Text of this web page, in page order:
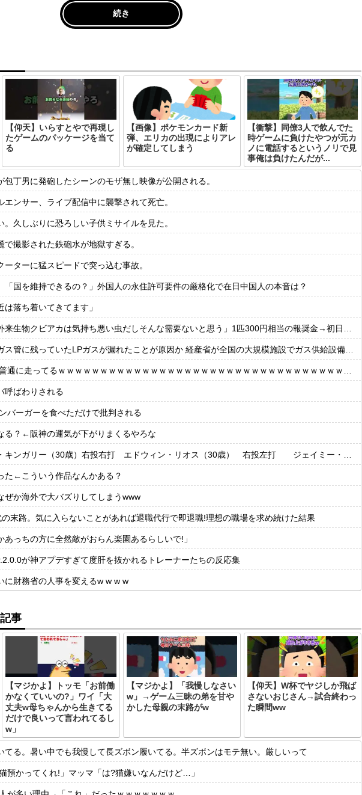
続き
【仰天】いらすとやで再現し
たゲームのパッケージを当て
る
【画像】ポケモンカード新
弾、エリカの出現によりアレ
が確定してしまう
【衝撃】同僚3人で飲んでた
時ゲームに負けたやつが元カ
ノに電話するというノリで見
事俺は負けたんだが...
包丁男に発砲したシーンのモザ無し映像が公開される。
エンサー、ライブ配信中に襲撃されて死亡。
。久しぶりに恐ろしい子供ミサイルを見た。
で撮影された鉄砲水が地獄すぎる。
ーターに猛スピードで突っ込む事故。
「国を維持できるの？」外国人の永住許可要件の厳格化で在日中国人の本音は？
落ち着いてきてます」
物クビアカは気持ち悪い虫だしそんな需要ないと思う」1匹300円相当の報奨金→初日に42万取られ焦り
に残っていたLPガスが漏れたことが原因か 経産省が全国の大規模施設でガス供給設備の点検要請
に走ってるｗｗｗｗｗｗｗｗｗｗｗｗｗｗｗｗｗｗｗｗｗｗｗｗｗｗｗｗｗｗｗｗｗｗｗｗｗｗｗｗ
呼ばわりされる
バーガーを食べただけで批判される
る？←阪神の運気が下がりまくるやろな
リー（30歳）右投右打 エドウィン・リオス（30歳） 右投左打 ジェイミー・ウェストブルック（29歳） 右投右打
た←こういう作品なんかある？
ぜか海外で大バズりしてしまうwww
末路。気に入らないことがあれば退職代行で即退職!理想の職場を求め続けた結果
あっちの方に全然敵がおらん楽園あるらしいで!」
が神アプデすぎて度肝を抜かれるトレーナーたちの反応集
に財務省の人事を変えるw w w w
事
【マジかよ】トッモ「お前働
かなくていいの?」ワイ「大
丈夫w母ちゃんから生きてる
だけで良いって言われてるし
w」
【マジかよ】「我慢しなさい
w」→ゲーム三昧の弟を甘や
かした母親の末路がw
【仰天】W杯でヤジしか飛ば
さないおじさん→試合終わっ
た瞬間ww
てる。暑い中でも我慢して長ズボン履いてる。半ズボンはモテ無い。厳しいって
預かってくれ!」マッマ「は?猫嫌いなんだけど…」